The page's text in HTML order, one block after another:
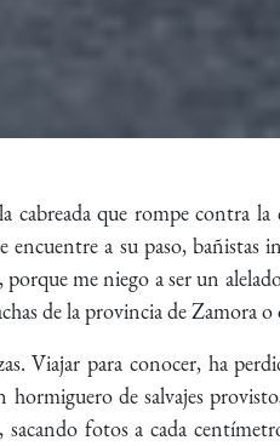
que rompe contra
a su paso, bañistas
me niego a ser un
de la provincia de Zamora o
Viajar para conocer, ha
de salvajes
sacando fotos a cada